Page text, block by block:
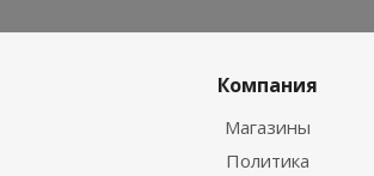
Компания
Магазины
Политика